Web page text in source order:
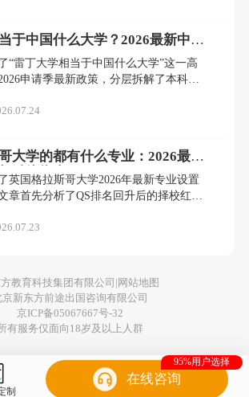
意的是，综合实力对于出国
来说是非常重要的。当然，对于
。学生可以通过提交日常在校成
于中国什么大学？2026最新中英
金申请窗口解析
“雷丁大学相当于中国什么大学”这一高
申请季最新政策，分层拆解了本科与
大学的都有什么专业：2026最新
避坑指南
英国格拉斯哥大学2026年最新专业设置
章首先分析了QS排名回升后的择校红
教育科技集团有限公司| 网站地图
京新东方前途出国咨询有限公司
京ICP备05067667号-32
有服务仅面向18岁及以上人群
制
在线咨询
95%用户选择